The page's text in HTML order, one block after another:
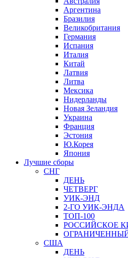
Аргентина
Бразилия
Великобритания
Германия
Испания
Италия
Китай
Латвия
Литва
Мексика
Нидерланды
Новая Зеландия
Украина
Франция
Эстония
Ю.Корея
Япония
Лучшие сборы
СНГ
ДЕНЬ
ЧЕТВЕРГ
УИК-ЭНД
2-ГО УИК-ЭНДА
ТОП-100
РОССИЙСКОЕ
США
ДЕНЬ